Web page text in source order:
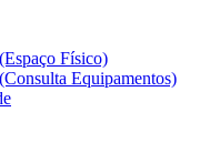
Físico)
Equipamentos)